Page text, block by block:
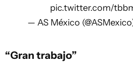
pic.twitter.com/
— AS México
“Gran trabajo”